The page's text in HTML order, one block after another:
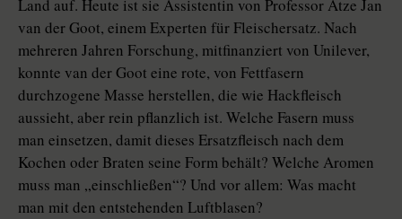
Land auf. Heute ist sie Assistentin von Professor Atze Jan
van der Goot, einem Experten für Fleischersatz. Nach
mehreren Jahren Forschung, mitfinanziert von Unilever,
konnte van der Goot eine rote, von Fettfasern
durchzogene Masse herstellen, die wie Hackfleisch
aussieht, aber rein pflanzlich ist. Welche Fasern muss
man einsetzen, damit dieses Ersatzfleisch nach dem
Kochen oder Braten seine Form behält? Welche Aromen
muss man „einschließen“? Und vor allem: Was macht
man mit den entstehenden Luftblasen?